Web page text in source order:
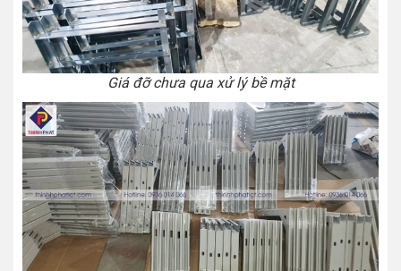
Giá đỡ chưa qua xử lý bề mặt